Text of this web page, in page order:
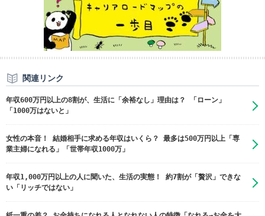
関連リンク
年収600万円以上の8割が、生活に「余裕なし」理由は？ 「ローン」
「1000万はないと」
女性の本音！ 結婚相手に求める年収はいくら？ 最多は500万円以上「専
業主婦になれる」「世帯年収1000万」
年収1,000万円以上の人に聞いた、生活の実態！ 約7割が「贅沢」できな
い「リッチではない」